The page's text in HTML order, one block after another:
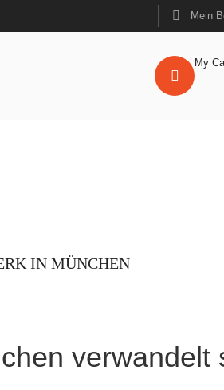
Mein
My
IN MÜNCHEN
verwandelt